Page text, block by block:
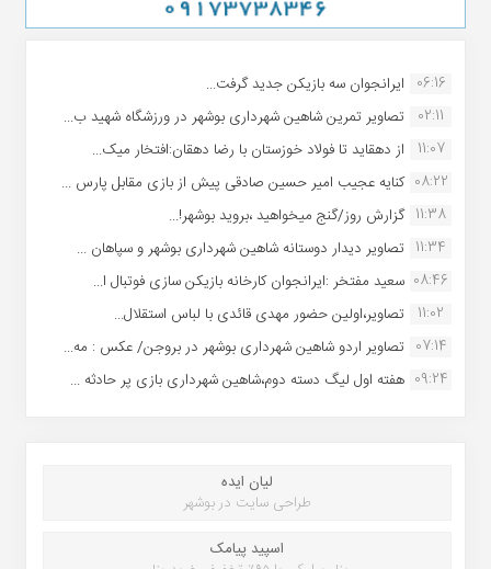
06:16 ایرانجوان سه بازیکن جدید گرفت...
02:11
تصاویر تمرین شاهین شهردارى بوشهر در ورزشگاه شهید ب...
11:07
از دهقاید تا فولاد خوزستان با رضا دهقان:افتخار میک...
08:22 کنایه عجیب امیر حسین صادقی پیش از بازی مقابل پارس ...
11:38 گزارش روز/گنج میخواهید ،بروید بوشهر!...
11:34 تصاویر دیدار دوستانه شاهین شهردارى بوشهر و سپاهان ...
08:46 سعید مفتخر :ایرانجوان کارخانه بازیکن سازی فوتبال ا...
11:02
تصاویر،اولین حضور مهدی قائدی با لباس استقلال...
07:14 تصاویر اردو شاهین شهرداری بوشهر در بروجن/ عکس : مه...
09:24 هفته اول لیگ دسته دوم،شاهین شهرداری بازی پر حادثه ...
لیان ایده
طراحی سایت در بوشهر
اسپید پیامک